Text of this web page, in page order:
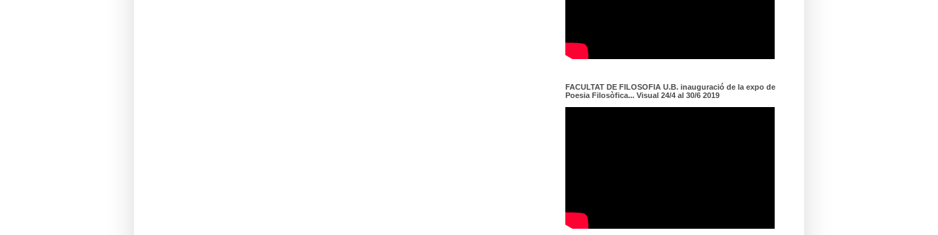
FACULTAT DE FILOSOFIA U.B. inauguració de la expo de
Poesia Filosòfica... Visual 24/4 al 30/6 2019